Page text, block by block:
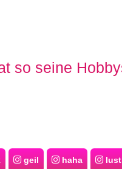
so seine
geil haha